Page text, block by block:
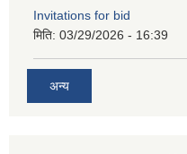
Invitations for bid
मिति: 03/29/2026 - 16:39
अन्य